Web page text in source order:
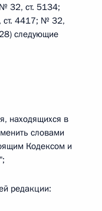
32, ст. 5134;
4417; № 32,
следующие
находящихся в
словами
Кодексом и
редакции: